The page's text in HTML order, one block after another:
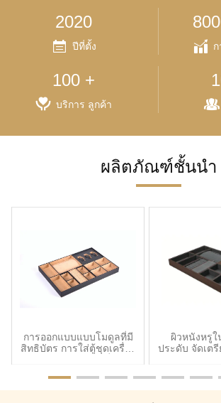
2020
ปีที่ตั้ง
100 +
บริการ ลูกค้า
ผลิตภัณฑ์ชั้นนํา
การออกแบบแบบโมดูลที่มี
สิทธิบัตร การใส่ตู้ชุดเครื่อง
ผิวหนังหรูใ
ประดับ จัดเตรี